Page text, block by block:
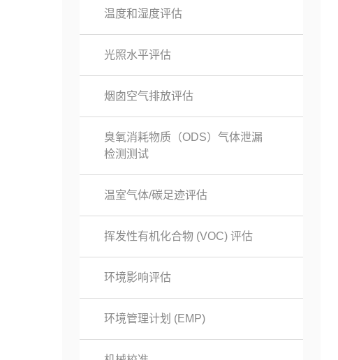
温度和湿度评估
光照水平评估
烟囱空气排放评估
臭氧消耗物质（ODS）气体泄漏
检测测试
温室气体/碳足迹评估
挥发性有机化合物 (VOC) 评估
环境影响评估
环境管理计划 (EMP)